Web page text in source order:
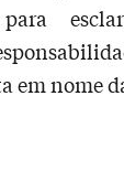
para
em nome